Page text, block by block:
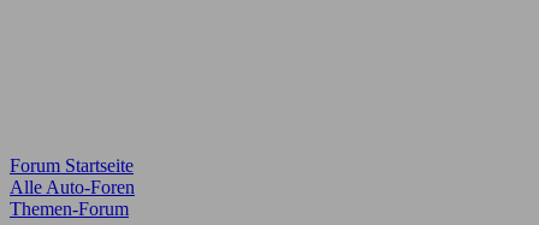
Forum Startseite
Alle Auto-Foren
Themen-Forum